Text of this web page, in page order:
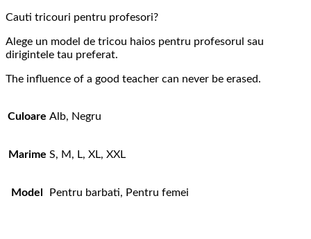
Cauti tricouri pentru profesori?
Alege un model de tricou haios pentru profesorul sau
dirigintele tau preferat.
The influence of a good teacher can never be erased.
Culoare Alb, Negru
Marime S, M, L, XL, XXL
Model Pentru barbati, Pentru femei